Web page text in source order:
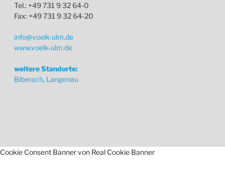
Tel.: +49 731 9 32 64-0
Fax: +49 731 9 32 64-20
info@voelk-ulm.de
www.voelk-ulm.de
weitere Standorte:
Biberach, Langenau
Cookie Consent Banner von Real Cookie Banner